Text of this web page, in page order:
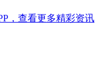
，查看更多精彩资讯